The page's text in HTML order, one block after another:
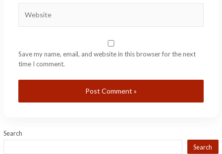
Save my name, email, and website in this browser for the next
time I comment.
Search
Search